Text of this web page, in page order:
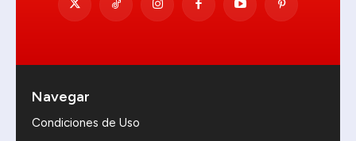
Navegar
Condiciones de Uso